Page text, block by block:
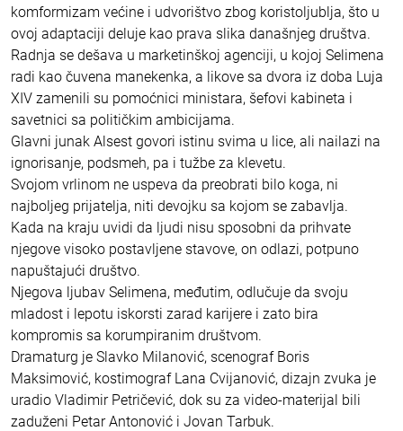
komformizam većine i udvorištvo zbog koristoljublja, što u
ovoj adaptaciji deluje kao prava slika današnjeg društva.
Radnja se dešava u marketinškoj agenciji, u kojoj Selimena
radi kao čuvena manekenka, a likove sa dvora iz doba Luja
XIV zamenili su pomoćnici ministara, šefovi kabineta i
savetnici sa političkim ambicijama.
Glavni junak Alsest govori istinu svima u lice, ali nailazi na
ignorisanje, podsmeh, pa i tužbe za klevetu.
Svojom vrlinom ne uspeva da preobrati bilo koga, ni
najboljeg prijatelja, niti devojku sa kojom se zabavlja.
Kada na kraju uvidi da ljudi nisu sposobni da prihvate
njegove visoko postavljene stavove, on odlazi, potpuno
napuštajući društvo.
Njegova ljubav Selimena, međutim, odlučuje da svoju
mladost i lepotu iskorsti zarad karijere i zato bira
kompromis sa korumpiranim društvom.
Dramaturg je Slavko Milanović, scenograf Boris
Maksimović, kostimograf Lana Cvijanović, dizajn zvuka je
uradio Vladimir Petričević, dok su za video-materijal bili
zaduženi Petar Antonović i Jovan Tarbuk.